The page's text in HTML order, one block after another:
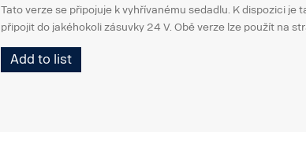
Tato verze se připojuje k vyhřívanému sedadlu. K dispozici je
připojit do jakéhokoli zásuvky 24 V. Obě verze lze použít na
Add to list